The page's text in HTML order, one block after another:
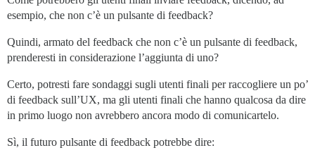
esempio, che non c’è un pulsante di feedback?
Quindi, armato del feedback che non c’è un pulsante di feedback,
prenderesti in considerazione l’aggiunta di uno?
Certo, potresti fare sondaggi sugli utenti finali per raccogliere un po’
di feedback sull’UX, ma gli utenti finali che hanno qualcosa da dire
in primo luogo non avrebbero ancora modo di comunicartelo.
Sì, il futuro pulsante di feedback potrebbe dire: